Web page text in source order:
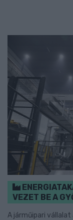
VEZET BE A
A járműipari